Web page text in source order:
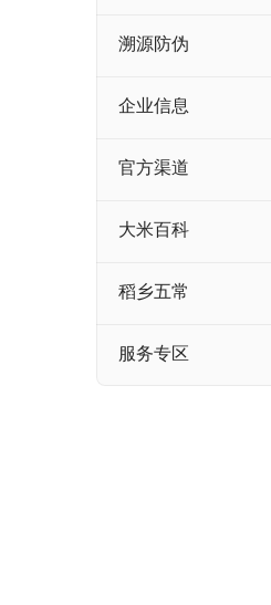
溯源防伪
企业信息
官方渠道
大米百科
稻乡五常
服务专区